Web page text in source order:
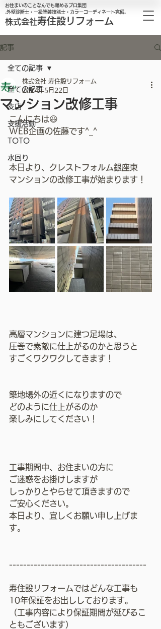
株式会社寿住設リフォーム
お住まいのことなんでも頼めるプロ集団
₋外壁診断士・一級塗装技能士・カラーコーディネート完備₋
記事
全ての記事
支店
支援活動
TOTO
水回り
全ての記事
マンション改修工事
株式会社 寿住設リフォーム
2024年5月22日
こんにちは😃
WEB企画の佐藤です^_^
本日より、クレストフォルム銀座東
マンションの改修工事が始まります！
高層マンションに建つ足場は、
圧巻で素敵に仕上がるのかと思うと
すごくワクワクしてきます！
築地場外の近くになりますので
どのように仕上がるのか
楽しみにしてください！
工事期間中、お住まいの方に
ご迷惑をお掛けしますが
しっかりとやらせて頂きますので
ご安心ください。
本日より、宜しくお願い申し上げま
す。
---------------------------------------
寿住設リフォームではどんな工事も
10年保証をお出ししております。
（工事内容により保証期間が延びるこ
ともございます）